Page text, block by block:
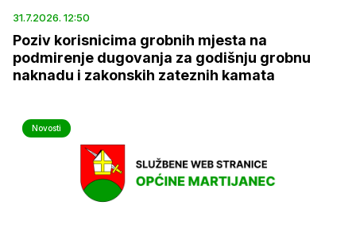
31.7.2026. 12:50
Poziv korisnicima grobnih mjesta na
podmirenje dugovanja za godišnju grobnu
naknadu i zakonskih zateznih kamata
Novosti